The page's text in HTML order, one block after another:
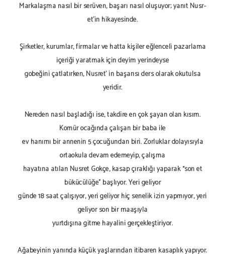
Markalaşma nasıl bir serüven, başarı nasıl oluşuyor; yanıt Nusr-
et'in hikayesinde.
Şirketler, kurumlar, firmalar ve hatta kişiler eğlenceli pazarlama
içeriği yaratmak için deyim yerindeyse
göbeğini çatlatırken, Nusret' in başarısı ders olarak okutulsa
yeridir.
Nereden nasıl başladığı ise, takdire en çok şayan olan kısım.
Kömür ocağında çalışan bir baba ile
ev hanımı bir annenin 5 çocuğundan biri. Zorluklar dolayısıyla
ortaokula devam edemeyip, çalışma
hayatına atılan Nusret Gökçe, kasap çıraklığı yaparak “son et
bükücülüğe” başlıyor. Yeri geliyor
günde 18 saat çalışıyor, yeri geliyor hiç senelik izin yapmıyor, yeri
geliyor son bir maaşıyla
yurtdışına gitme hayalini gerçekleştiriyor.
Ağabeyinin yanında küçük yaşlarından itibaren kasaplık yapıyor.